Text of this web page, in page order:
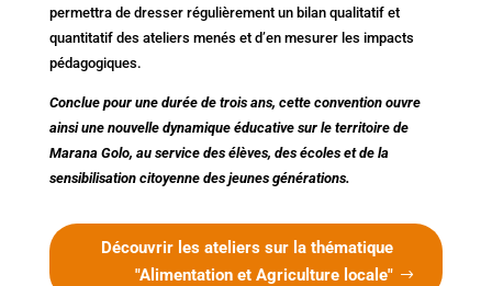
permettra de dresser régulièrement un bilan qualitatif et
quantitatif des ateliers menés et d’en mesurer les impacts
pédagogiques.
Conclue pour une durée de trois ans, cette convention ouvre
ainsi une nouvelle dynamique éducative sur le territoire de
Marana Golo, au service des élèves, des écoles et de la
sensibilisation citoyenne des jeunes générations.
Découvrir les ateliers sur la thématique
"Alimentation et Agriculture locale"